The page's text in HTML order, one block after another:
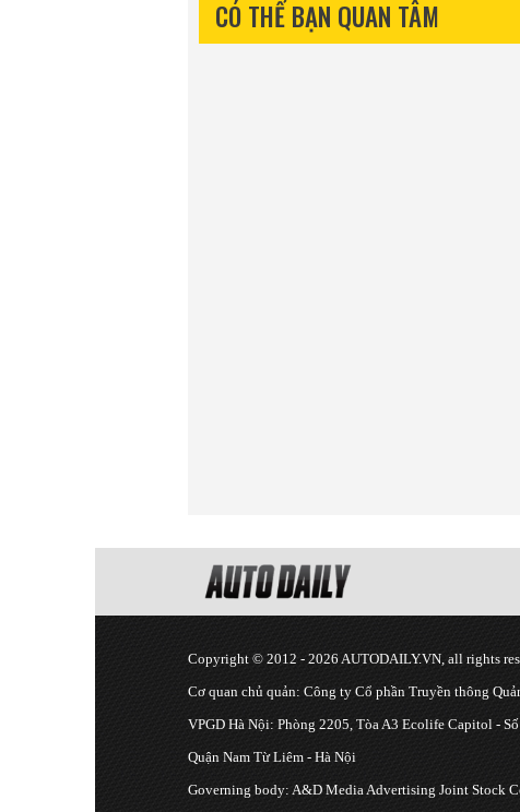
CÓ THỂ BẠN QUAN TÂM
Copyright © 2012 - 2026 AUTODAILY.VN, all rights
Cơ quan chủ quản: Công ty Cổ phần Truyền thông
VPGD Hà Nội: Phòng 2205, Tòa A3 Ecolife Capitol -
Quận Nam Từ Liêm - Hà Nội
Governing body: A&D Media Advertising Joint Stock